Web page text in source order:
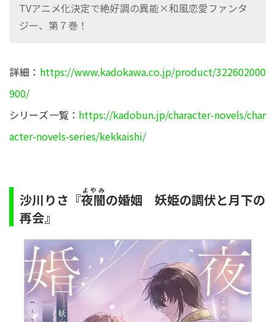
TVアニメ化決定で絶好調の異能×和風恋愛ファンタ
ジー、第７巻！
詳細： https://www.kadokawa.co.jp/product/322602000
900/
シリーズ一覧： https://kadobun.jp/character-novels/char
acter-novels-series/kekkaishi/
沙川りさ『夜闇
よやみ
の婚姻 妖姫の調伏と月下の
再会』